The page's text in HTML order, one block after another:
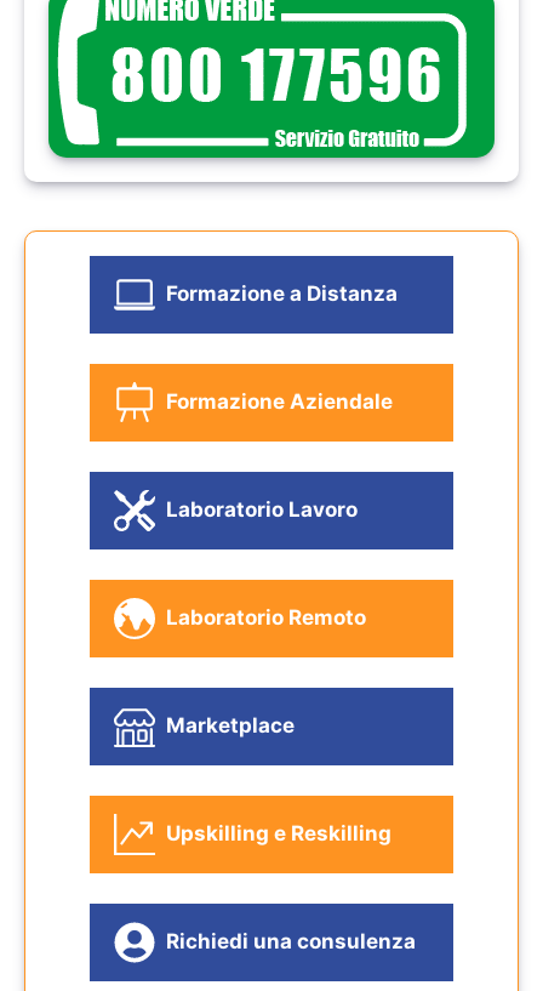
Formazione a Distanza
Formazione Aziendale
Laboratorio Lavoro
Laboratorio Remoto
Marketplace
Upskilling e Reskilling
Richiedi una consulenza